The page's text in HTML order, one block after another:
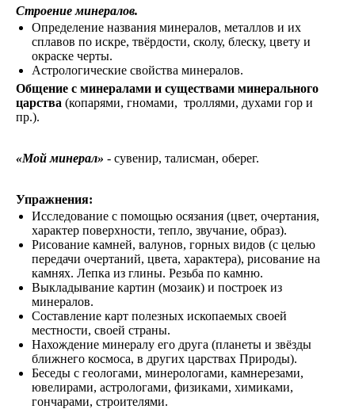
Строение минералов.
Определение названия минералов, металлов и их
сплавов по искре, твёрдости, сколу, блеску, цвету и
окраске черты.
Астрологические свойства минералов.
Общение с минералами и существами минерального
царства (копарями, гномами, троллями, духами гор и
пр.).
«Мой минерал» - сувенир, талисман, оберег.
Упражнения:
Исследование с помощью осязания (цвет, очертания,
характер поверхности, тепло, звучание, образ).
Рисование камней, валунов, горных видов (с целью
передачи очертаний, цвета, характера), рисование на
камнях. Лепка из глины. Резьба по камню.
Выкладывание картин (мозаик) и построек из
минералов.
Составление карт полезных ископаемых своей
местности, своей страны.
Нахождение минералу его друга (планеты и звёзды
ближнего космоса, в других царствах Природы).
Беседы с геологами, минерологами, камнерезами,
ювелирами, астрологами, физиками, химиками,
гончарами, строителями.